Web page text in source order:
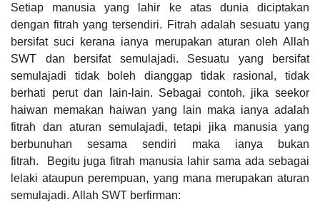
Setiap manusia yang lahir ke atas dunia diciptakan
dengan fitrah yang tersendiri. Fitrah adalah sesuatu yang
bersifat suci kerana ianya merupakan aturan oleh Allah
SWT dan bersifat semulajadi. Sesuatu yang bersifat
semulajadi tidak boleh dianggap tidak rasional, tidak
berhati perut dan lain-lain. Sebagai contoh, jika seekor
haiwan memakan haiwan yang lain maka ianya adalah
fitrah dan aturan semulajadi, tetapi jika manusia yang
berbunuhan sesama sendiri maka ianya bukan
fitrah. Begitu juga fitrah manusia lahir sama ada sebagai
lelaki ataupun perempuan, yang mana merupakan aturan
semulajadi. Allah SWT berfirman: